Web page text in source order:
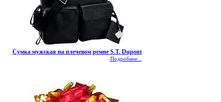
Сумка мужская на плечевом ремне S.T. Dupont
Подробнее...